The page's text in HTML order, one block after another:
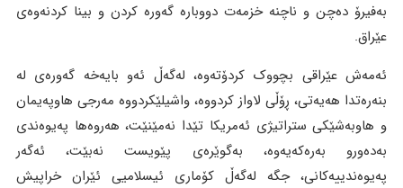
بەفیرۆ دەچن و ناچنە خزمەت دووبارە گەورە کردن و بینا کردنەوەی
عێراق.
ئەمەش عێراقی بچووک کردۆتەوە، لەگەڵ ئەو بایەخە گەورەی لە
بنەرەتدا هەیەتی، ڕۆڵی لاواز کردووە، واشیلێکردووە مەرجی هاوپەیمان
و هاوبەشێکی ستراتیژی ئەمریکا تێدا نەمێنێت، هەروەها پەیوەندی
بەدەورو بەرەکەیەوە، بەگوێرەی پێویست نەبێت، ئەگەر
پەیوەندییەکانی، جگە لەگەڵ کۆماری ئیسلامیی ئێران خراپیش